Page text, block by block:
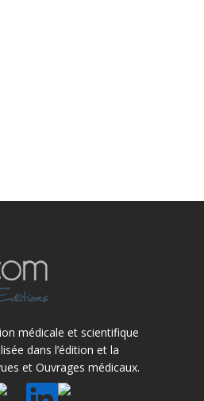
médicale et scientifique
dans l’édition et la
et Ouvrages médicaux.